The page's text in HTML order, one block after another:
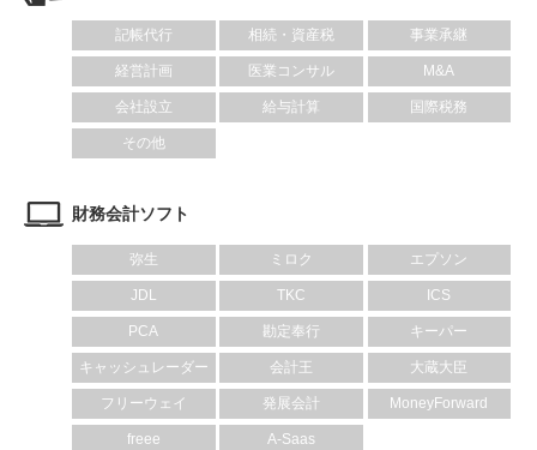
記帳代行 相続・資産税 事業承継
経営計画 医業コンサル M&A
会社設立 給与計算 国際税務
その他
財務会計ソフト
弥生 ミロク エプソン
JDL TKC ICS
PCA 勘定奉行 キーパー
キャッシュレーダー 会計王 大蔵大臣
フリーウェイ 発展会計 MoneyForward
freee A-Saas